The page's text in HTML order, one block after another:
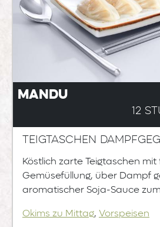
Mandu
12
Teigtaschen
Köstlich zarte Teigtaschen mit
Gemüsefüllung, über Dampf
aromatischer Soja-Sauce
Okims zu Mittag, Vorspeisen